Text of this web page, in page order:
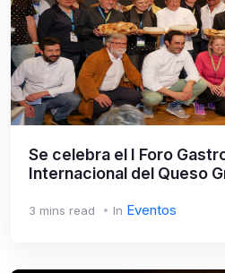
Se celebra el I Foro
Internacional del Queso
3 mins read In Eventos